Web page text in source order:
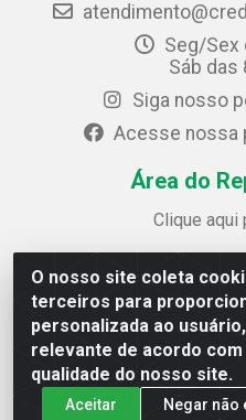
O nosso site coleta
terceiros para
personalizada ao
relevante de acordo
qualidade do nosso site.
Aceitar Negar não
Seg/Sex
Sáb das
Siga nosso
Acesse nossa
Área do
Clique aqui
Rua José Alves Bezerra,
Guararapes /
CNPJ: